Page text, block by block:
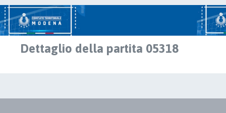
Dettaglio della partita 05318